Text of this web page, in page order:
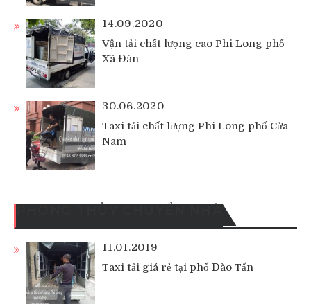
14.09.2020
Vận tải chất lượng cao Phi Long phố
Xã Đàn
30.06.2020
Taxi tải chất lượng Phi Long phố Cửa
Nam
11.01.2019
Taxi tải giá rẻ tại phố Đào Tấn